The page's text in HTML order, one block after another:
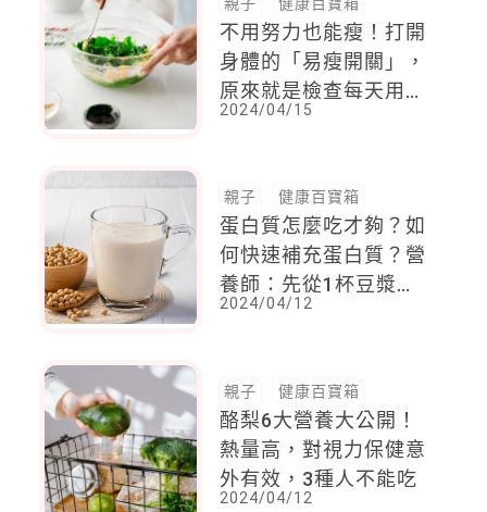
不用努力也能瘦！打開
身體的「易瘦開關」，
原來就是檢查每天用得
「調味料」
2024/04/15
親子 健康百寶箱
蛋白質怎麼吃才夠？如
何快速補充蛋白質？營
養師：先從1杯豆漿開
始
2024/04/12
親子 健康百寶箱
酪梨6大營養大公開！
熱量高，對視力保健意
外有效，3種人不能吃
2024/04/12